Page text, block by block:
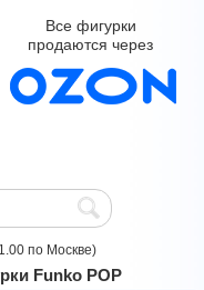
Все фигурки
продаются через
по Москве)
Funko POP